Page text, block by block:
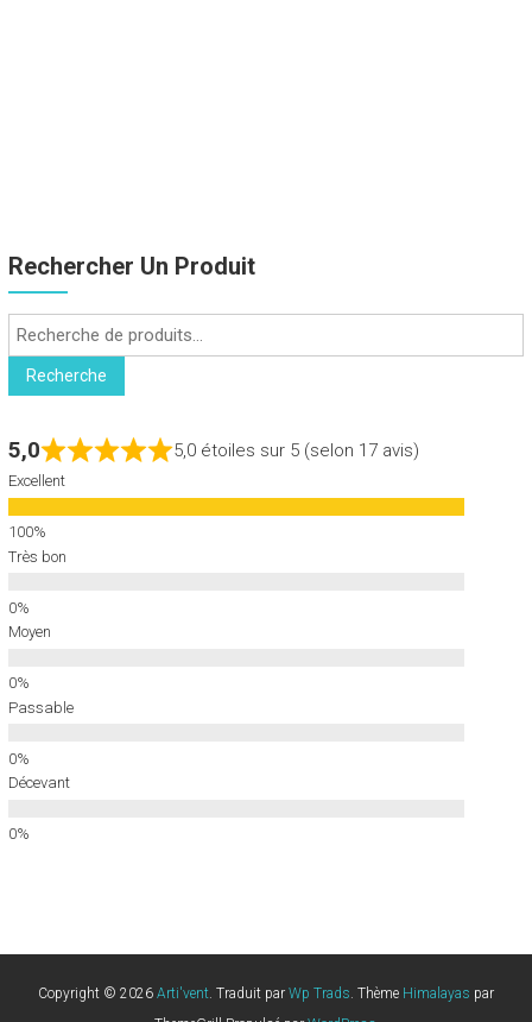
Rechercher Un Produit
Recherche
pour :
Recherche
5,0 5,0 étoiles sur 5 (selon 17 avis)
Excellent
Très bon
Moyen
Passable
Décevant
Copyright © 2026 Arti'vent. Traduit par Wp Trads. Thème Himalayas par